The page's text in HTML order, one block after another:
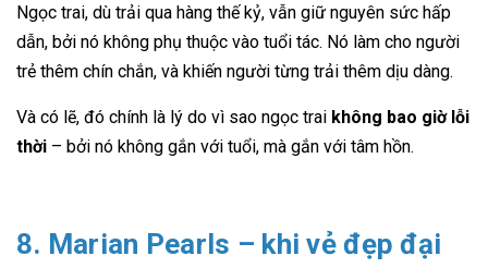
Ngọc trai, dù trải qua hàng thế kỷ, vẫn giữ nguyên sức hấp
dẫn, bởi nó không phụ thuộc vào tuổi tác. Nó làm cho người
trẻ thêm chín chắn, và khiến người từng trải thêm dịu dàng.
Và có lẽ, đó chính là lý do vì sao ngọc trai không bao giờ lỗi
thời – bởi nó không gắn với tuổi, mà gắn với tâm hồn.
8. Marian Pearls – khi vẻ đẹp đại